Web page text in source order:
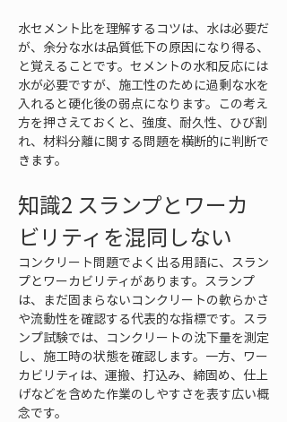
水セメント比を理解するコツは、水は必要だ
が、余分な水は品質低下の原因になり得る、
と覚えることです。セメントの水和反応には
水が必要ですが、施工性のために過剰な水を
入れると硬化後の弱点になります。この考え
方を押さえておくと、強度、耐久性、ひび割
れ、材料分離に関する問題を横断的に判断で
きます。
知識2 スランプとワーカ
ビリティを混同しない
コンクリート問題でよく出る用語に、スラン
プとワーカビリティがあります。スランプ
は、まだ固まらないコンクリートの軟らかさ
や流動性を確認する代表的な指標です。スラ
ンプ試験では、コンクリートの沈下量を測定
し、施工時の状態を確認します。一方、ワー
カビリティは、運搬、打込み、締固め、仕上
げなどを含めた作業のしやすさを表す広い概
念です。